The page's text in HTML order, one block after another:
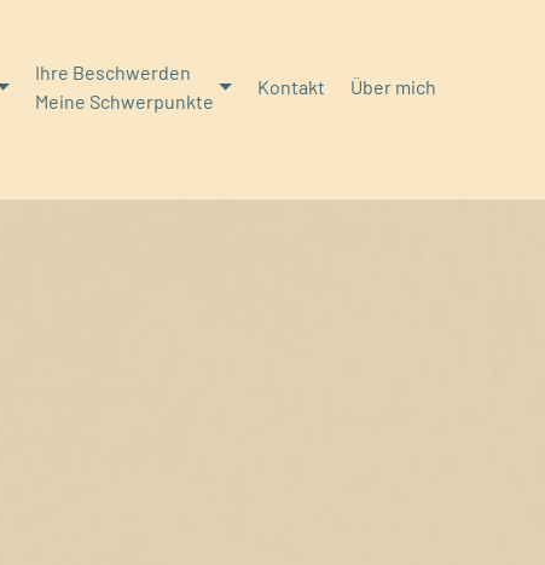
Ihre Beschwerden
Meine Schwerpunkte
Kontakt Über mich